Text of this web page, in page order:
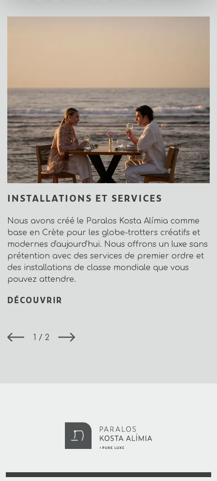
INSTALLATIONS ET SERVICES
Nous avons créé le Paralos Kosta Alímia comme
base en Crète pour les globe-trotters créatifs et
modernes d'aujourd'hui. Nous offrons un luxe sans
prétention avec des services de premier ordre et
des installations de classe mondiale que vous
pouvez attendre.
DÉCOUVRIR
1 2